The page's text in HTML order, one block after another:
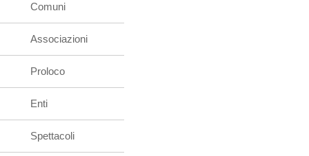
Comuni
Associazioni
Proloco
Enti
Spettacoli